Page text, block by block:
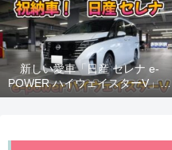
新しい愛車「日産 セレナ e-
POWER ハイウェイスターV」納
車！